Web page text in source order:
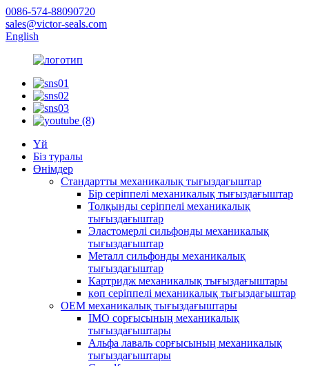
0086-574-88090720
sales@victor-seals.com
English
Үй
Біз туралы
Өнімдер
Стандартты механикалық тығыздағыштар
Бір серіппелі механикалық тығыздағыштар
Толқынды серіппелі механикалық
тығыздағыштар
Эластомерлі сильфонды механикалық
тығыздағыштар
Металл сильфонды механикалық
тығыздағыштар
Картридж механикалық тығыздағыштары
көп серіппелі механикалық тығыздағыштар
OEM механикалық тығыздағыштары
IMO сорғысының механикалық
тығыздағыштары
Альфа лаваль сорғысының механикалық
тығыздағыштары